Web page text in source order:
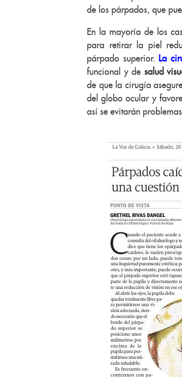
de los párpados, que
En la mayoría de los
para retirar la piel
párpado superior. La
funcional y de salud
de que la cirugía
del globo ocular y
así se evitarán